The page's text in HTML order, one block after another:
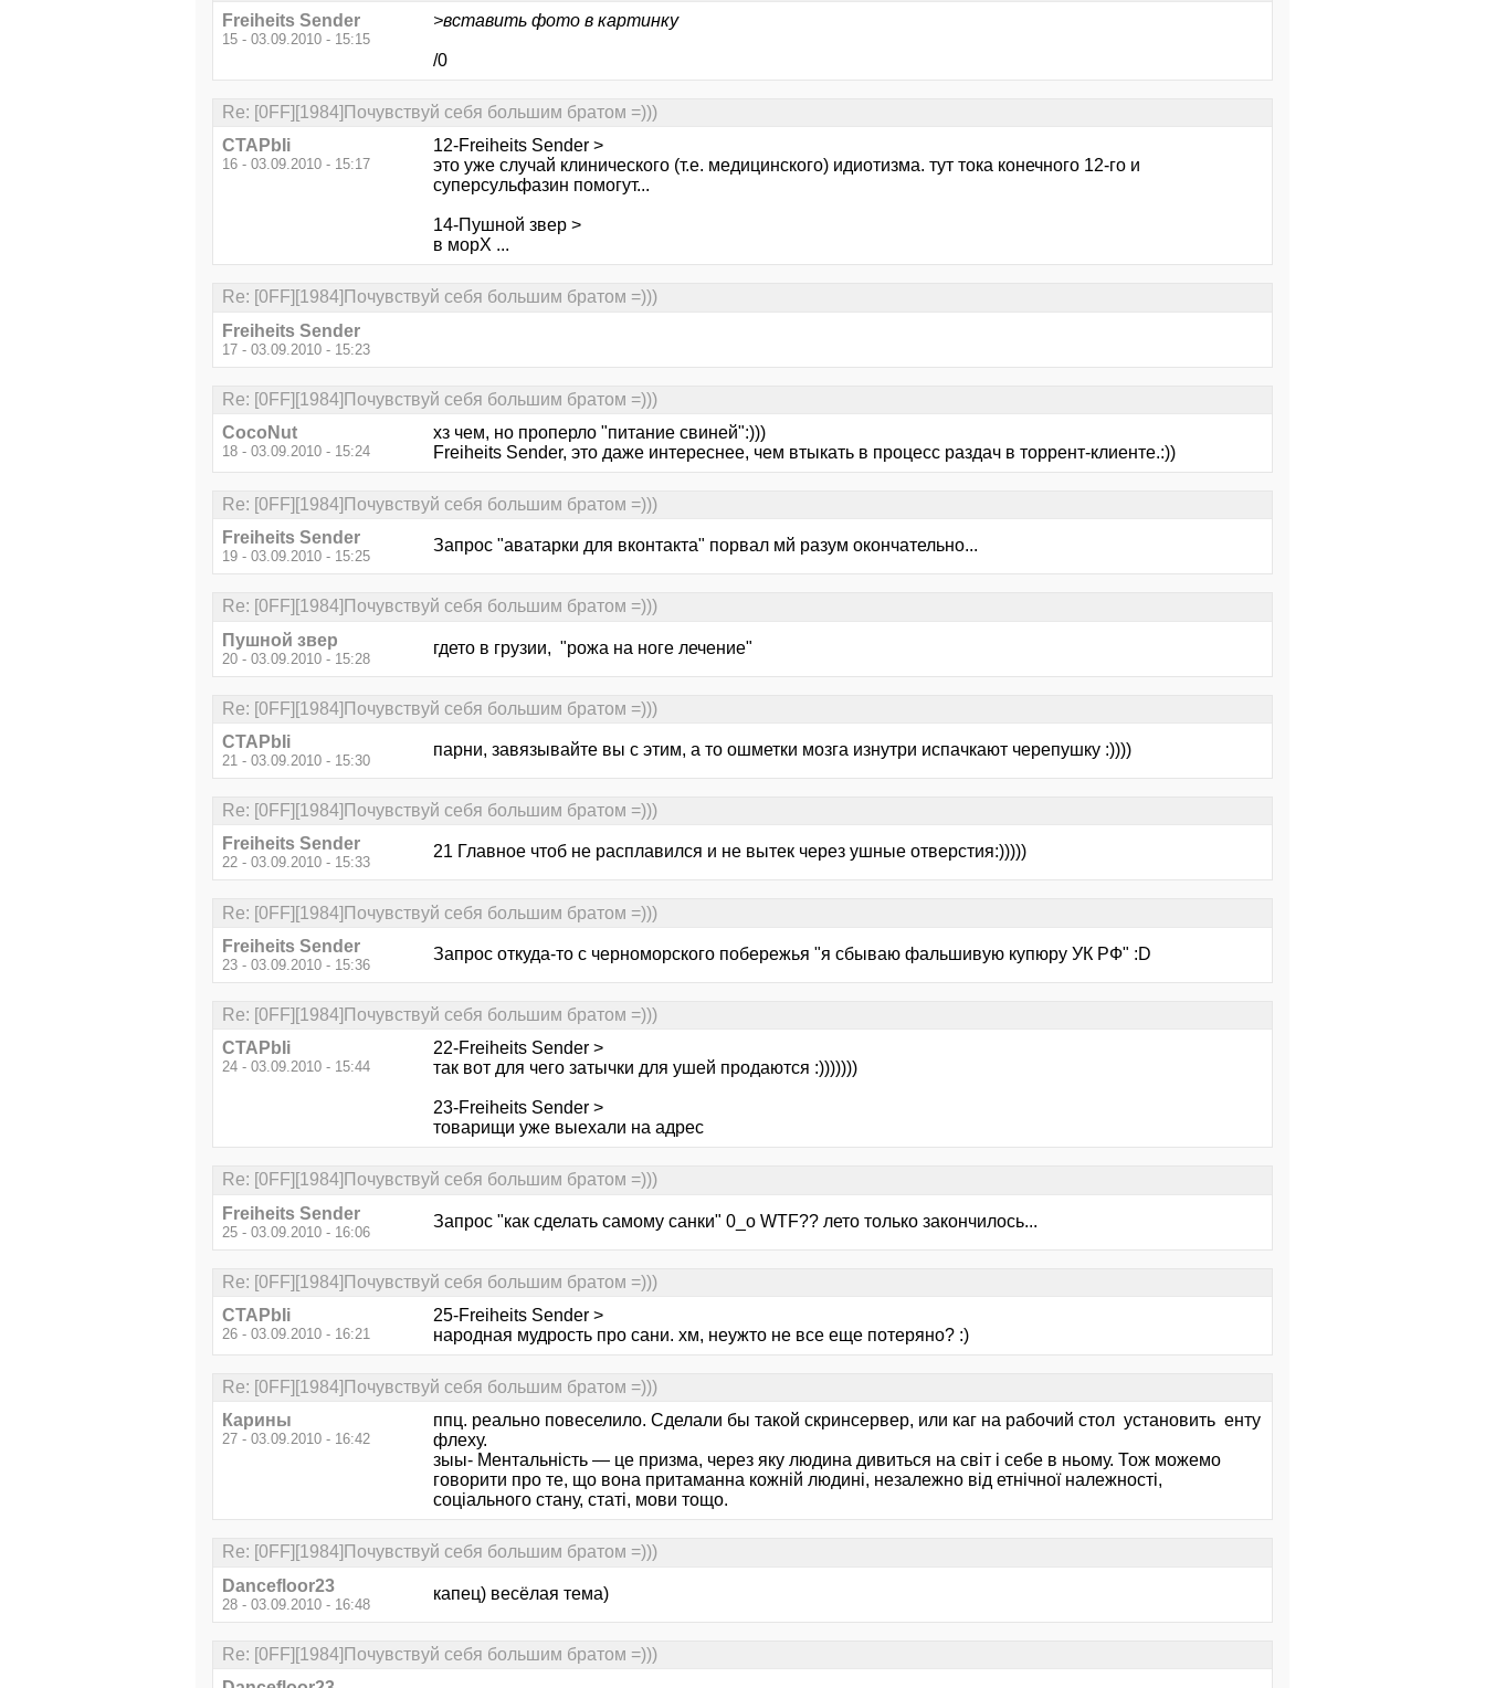
Freiheits Sender
15 - 03.09.2010 - 15:15
>вставить фото в картинку
/0
Re: [0FF][1984]Почувствуй себя большим братом =)))
CTAPbIi
16 - 03.09.2010 - 15:17
12-Freiheits Sender >
это уже случай клинического (т.е. медицинского) идиотизма. тут тока конечного 12-го и
суперсульфазин помогут...
14-Пушной звер >
в морХ ...
Re: [0FF][1984]Почувствуй себя большим братом =)))
Freiheits Sender
17 - 03.09.2010 - 15:23
Re: [0FF][1984]Почувствуй себя большим братом =)))
CocoNut
18 - 03.09.2010 - 15:24
хз чем, но проперло "питание свиней":)))
Freiheits Sender, это даже интереснее, чем втыкать в процесс раздач в торрент-клиенте.:))
Re: [0FF][1984]Почувствуй себя большим братом =)))
Freiheits Sender
19 - 03.09.2010 - 15:25
Запрос "аватарки для вконтакта" порвал мй разум окончательно...
Re: [0FF][1984]Почувствуй себя большим братом =)))
Пушной звер
20 - 03.09.2010 - 15:28
гдето в грузии, "рожа на ноге лечение"
Re: [0FF][1984]Почувствуй себя большим братом =)))
CTAPbIi
21 - 03.09.2010 - 15:30
парни, завязывайте вы с этим, а то ошметки мозга изнутри испачкают черепушку :))))
Re: [0FF][1984]Почувствуй себя большим братом =)))
Freiheits Sender
22 - 03.09.2010 - 15:33
21 Главное чтоб не расплавился и не вытек через ушные отверстия:)))))
Re: [0FF][1984]Почувствуй себя большим братом =)))
Freiheits Sender
23 - 03.09.2010 - 15:36
Запрос откуда-то с черноморского побережья "я сбываю фальшивую купюру УК РФ" :D
Re: [0FF][1984]Почувствуй себя большим братом =)))
CTAPbIi
24 - 03.09.2010 - 15:44
22-Freiheits Sender >
так вот для чего затычки для ушей продаются :)))))))
23-Freiheits Sender >
товарищи уже выехали на адрес
Re: [0FF][1984]Почувствуй себя большим братом =)))
Freiheits Sender
25 - 03.09.2010 - 16:06
Запрос "как сделать самому санки" 0_о WTF?? лето только закончилось...
Re: [0FF][1984]Почувствуй себя большим братом =)))
CTAPbIi
26 - 03.09.2010 - 16:21
25-Freiheits Sender >
народная мудрость про сани. хм, неужто не все еще потеряно? :)
Re: [0FF][1984]Почувствуй себя большим братом =)))
Карины
27 - 03.09.2010 - 16:42
ппц. реально повеселило. Сделали бы такой скринсервер, или каг на рабочий стол установить енту
флеху.
зыы- Ментальність — це призма, через яку людина дивиться на світ і себе в ньому. Тож можемо
говорити про те, що вона притаманна кожній людині, незалежно від етнічної належності,
соціального стану, статі, мови тощо.
Re: [0FF][1984]Почувствуй себя большим братом =)))
Dancefloor23
28 - 03.09.2010 - 16:48
капец) весёлая тема)
Re: [0FF][1984]Почувствуй себя большим братом =)))